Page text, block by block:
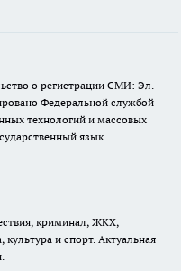
о регистрации СМИ: Эл.
Федеральной службой
технологий и массовых
язык
криминал, ЖКХ,
культура и спорт. Актуальная